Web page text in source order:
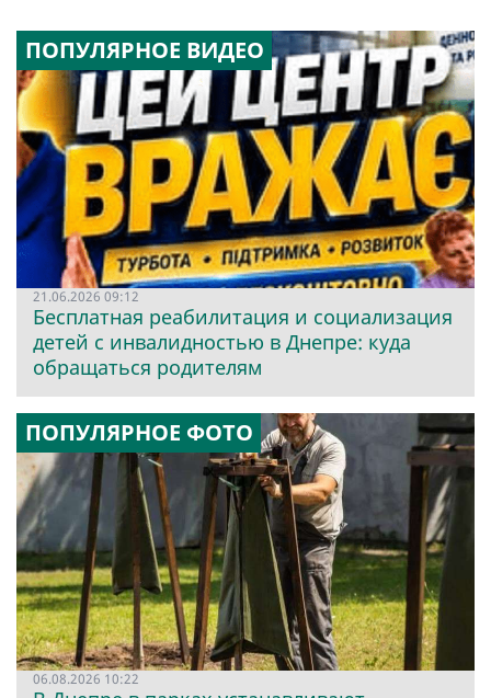
ПОПУЛЯРНОЕ ВИДЕО
21.06.2026 09:12
Бесплатная реабилитация и социализация
детей с инвалидностью в Днепре: куда
обращаться родителям
ПОПУЛЯРНОЕ ФОТО
06.08.2026 10:22